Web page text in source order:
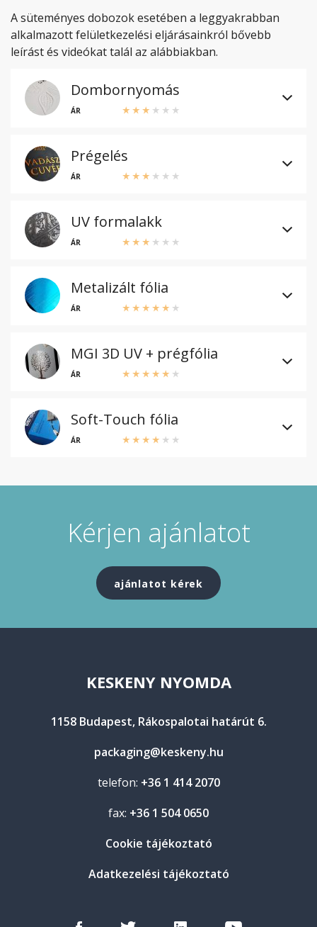
A süteményes dobozok esetében a leggyakrabban
alkalmazott felületkezelési eljárásainkról bővebb
leírást és videókat talál az alábbiakban.
Dombornyomás
ÁR
Prégelés
ÁR
UV formalakk
ÁR
Metalizált fólia
ÁR
MGI 3D UV + prégfólia
ÁR
Soft-Touch fólia
ÁR
Kérjen ajánlatot
ajánlatot kérek
KESKENY NYOMDA
1158 Budapest, Rákospalotai határút 6.
packaging@keskeny.hu
telefon: +36 1 414 2070
fax: +36 1 504 0650
Cookie tájékoztató
Adatkezelési tájékoztató